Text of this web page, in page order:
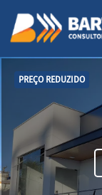
PREÇO REDUZIDO